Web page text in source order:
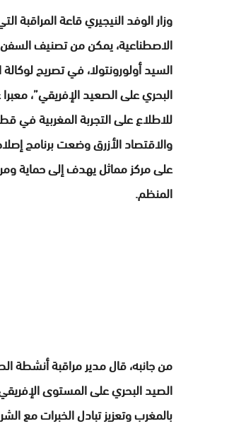
وزار الوفد النيجيري قاعة المراقبة
الاصطناعية، يمكن من تصنيف
السيد أولورونتولا، في تصريح
البحري على الصعيد الإفريقي”،
للاطلاع على التجربة المغربية في
والاقتصاد الأزرق وضعت برنامج
على مركز مماثل يهدف إلى حماية
المنظم.
من جانبه، قال مدير مراقبة أنشطة
الصيد البحري على المستوى
بالمغرب وتعزيز تبادل الخبرات مع